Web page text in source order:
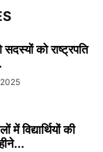
को राष्ट्रपति
विद्यार्थियों की